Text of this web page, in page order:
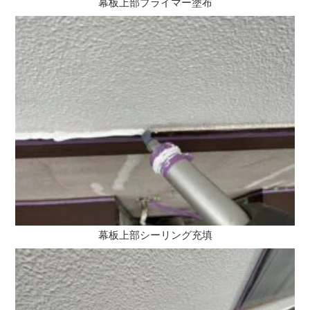
幕板上部シーリング充填